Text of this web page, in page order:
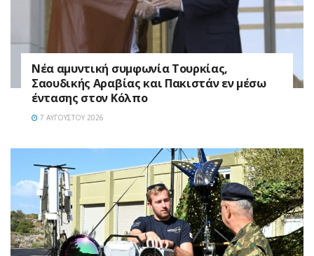
Νέα αμυντική συμφωνία Τουρκίας,
Σαουδικής Αραβίας και Πακιστάν εν μέσω
έντασης στον Κόλπο
7 ΑΥΓΟΎΣΤΟΥ 2026